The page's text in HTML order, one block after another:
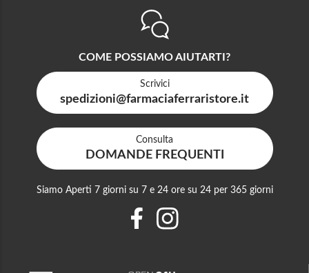
COME POSSIAMO AIUTARTI?
Scrivici
spedizioni@farmaciaferraristore.it
Consulta
DOMANDE FREQUENTI
Siamo Aperti 7 giorni su 7 e 24 ore su 24 per 365 giorni